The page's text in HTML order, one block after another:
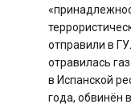
отправили в
отравилась
в Испанской
года, обвинён